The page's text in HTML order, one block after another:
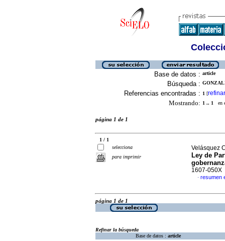
Base de datos : article
Búsqueda :
Referencias encontradas : 1 [refinar
Mostrando: 1 .. 1 en
página 1 de 1
1 / 1
selecciona
para imprimir
Velásquez
Ley de
1607-050X
· resumen
página 1 de 1
Refinar la búsqueda
Base de datos : article